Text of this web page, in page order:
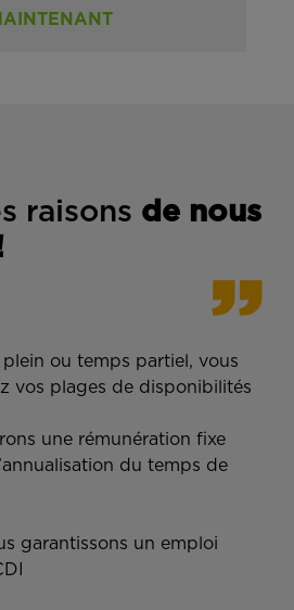
raisons de nous
ou temps partiel, vous
vos plages de disponibilités
une rémunération fixe
du temps de
garantissons un emploi